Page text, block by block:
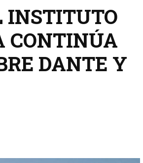
INSTITUTO
CONTINÚA
DANTE Y